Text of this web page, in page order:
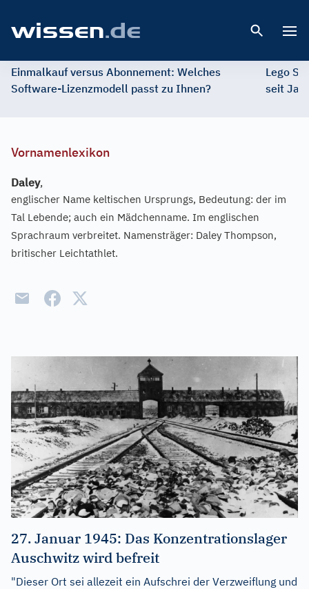
Einmalkauf versus Abonnement: Welches
Software-Lizenzmodell passt zu Ihnen?
Lego
seit
Vornamenlexikon
Daley,
englischer Name keltischen Ursprungs, Bedeutung: der im
Tal Lebende; auch ein Mädchenname. Im englischen
Sprachraum verbreitet. Namensträger: Daley Thompson,
britischer Leichtathlet.
27. Januar 1945: Das Konzentrationslager
Auschwitz wird befreit
"Dieser Ort sei allezeit ein Aufschrei der Verzweiflung und